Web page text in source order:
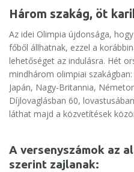
Három szakág, öt
Az idei Olimpia újdonsága,
főből állhatnak, ezzel a
lehetőséget az indulásra. Hét
mindhárom olimpiai
Japán, Nagy-Britannia,
Díjlovaglásban 60,
láthat majd a közvetítések
A versenyszámok az
szerint zajlanak: